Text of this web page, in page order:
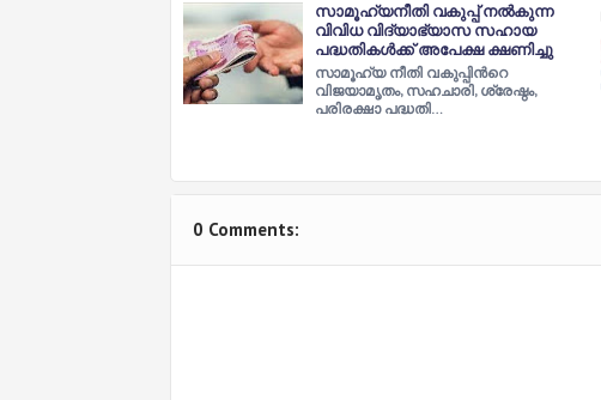
സാമൂഹ്യനീതി വകുപ്പ് നൽകുന്ന
വിവിധ വിദ്യാഭ്യാസ സഹായ
പദ്ധതികൾക്ക് അപേക്ഷ ക്ഷണിച്ചു
സാമൂഹ്യ നീതി വകുപ്പിന്‍റെ
വിജയാമൃതം, സഹചാരി, ശ്രേഷ്ഠം,
പരിരക്ഷാ പദ്ധതി…
0 Comments: